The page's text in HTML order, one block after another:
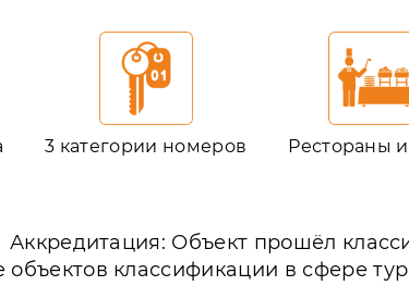
3 категории номеров Рестораны
Аккредитация: Объект прошёл
классификации в сфере